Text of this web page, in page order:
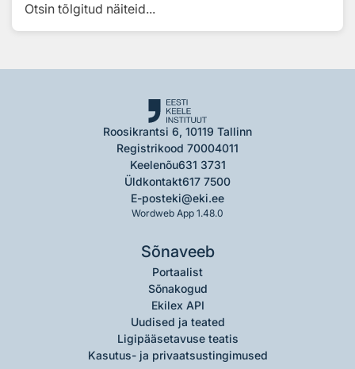
Otsin tõlgitud näiteid...
Roosikrantsi 6, 10119 Tallinn
Registrikood 70004011
Keelenõu631 3731
Üldkontakt617 7500
E-posteki@eki.ee
Wordweb App 1.48.0
Sõnaveeb
Portaalist
Sõnakogud
Ekilex API
Uudised ja teated
Ligipääsetavuse teatis
Kasutus- ja privaatsustingimused